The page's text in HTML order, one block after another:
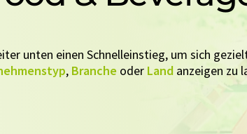
unten einen Schnelleinstieg, um sich
, Branche oder Landanzeigen zu